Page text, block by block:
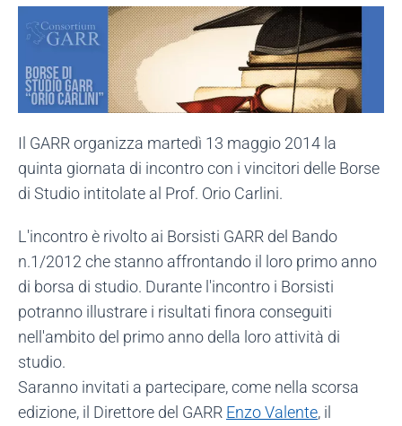
Il GARR organizza martedì 13 maggio 2014 la
quinta giornata di incontro con i vincitori delle Borse
di Studio intitolate al Prof. Orio Carlini.
L'incontro è rivolto ai Borsisti GARR del Bando
n.1/2012 che stanno affrontando il loro primo anno
di borsa di studio. Durante l'incontro i Borsisti
potranno illustrare i risultati finora conseguiti
nell'ambito del primo anno della loro attività di
studio.
Saranno invitati a partecipare, come nella scorsa
edizione, il Direttore del GARR Enzo Valente, il